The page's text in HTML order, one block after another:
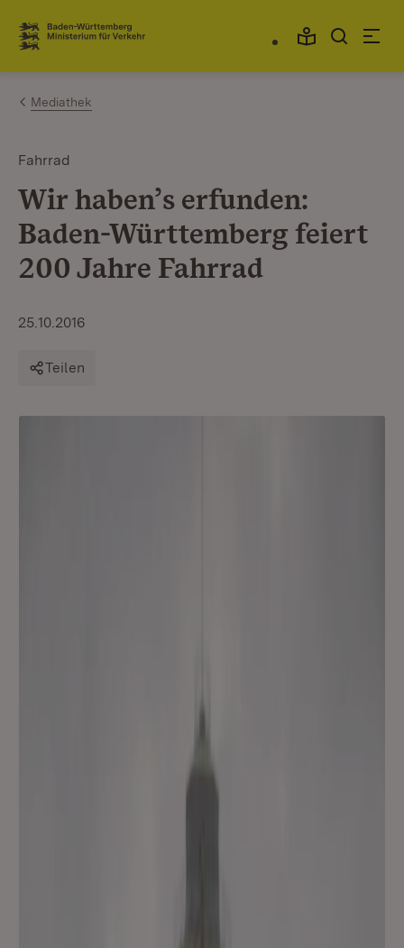
Zum Inhalt springen
Link zur Startseite
Mediathek
Fahrrad
Wir haben’s erfunden:
Baden-Württemberg feiert
200 Jahre Fahrrad
25.10.2016
Teilen